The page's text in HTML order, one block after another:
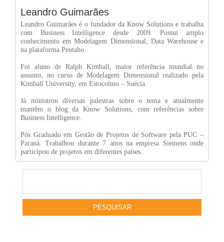
Leandro Guimarães
Leandro Guimarães é o fundador da Know Solutions e trabalha
com Business Intelligence desde 2009. Possui amplo
conhecimento em Modelagem Dimensional, Data Warehouse e
na plataforma Pentaho.
Foi aluno de Ralph Kimball, maior referência mundial no
assunto, no curso de Modelagem Dimensional realizado pela
Kimball University, em Estocolmo – Suécia.
Já ministrou diversas palestras sobre o tema e atualmente
mantêm o blog da Know Solutions, com referências sobre
Business Intelligence.
Pós Graduado em Gestão de Projetos de Software pela PUC –
Paraná. Trabalhou durante 7 anos na empresa Siemens onde
participou de projetos em diferentes países.